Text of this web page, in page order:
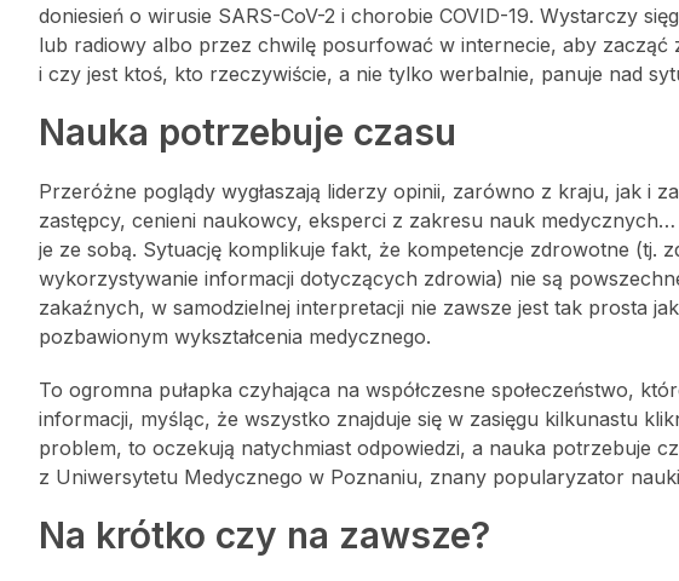
doniesień o wirusie SARS-CoV-2 i chorobie COVID-19. Wystarczy
lub radiowy albo przez chwilę posurfować w internecie, aby zacząć
i czy jest ktoś, kto rzeczywiście, a nie tylko werbalnie, panuje nad
Nauka potrzebuje czasu
Przeróżne poglądy wygłaszają liderzy opinii, zarówno z kraju, jak i
zastępcy, cenieni naukowcy, eksperci z zakresu nauk
je ze sobą. Sytuację komplikuje fakt, że kompetencje zdrowotne (tj.
wykorzystywanie informacji dotyczących zdrowia) nie są
zakaźnych, w samodzielnej interpretacji nie zawsze jest tak prosta
pozbawionym wykształcenia medycznego.
To ogromna pułapka czyhająca na współczesne społeczeństwo,
informacji, myśląc, że wszystko znajduje się w zasięgu kilkunastu
problem, to oczekują natychmiast odpowiedzi, a nauka potrzebuje
z Uniwersytetu Medycznego w Poznaniu, znany popularyzator
Na krótko czy na zawsze?